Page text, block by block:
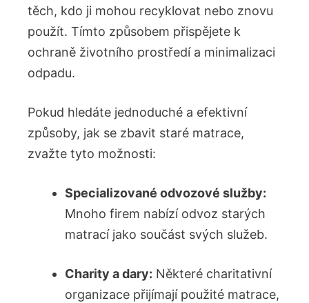
těch, kdo ji mohou ⁢recyklovat nebo znovu‍
použít. Tímto způsobem přispějete k
ochraně životního prostředí ⁣a minimalizaci⁢
odpadu.
Pokud hledáte jednoduché a efektivní
způsoby, jak ‌se zbavit staré matrace,
zvažte tyto možnosti:
Specializované⁤ odvozové služby:
Mnoho ⁤firem nabízí⁢ odvoz starých
matrací jako součást svých služeb.
Charity a dary: Některé charitativní‌
organizace přijímají použité matrace,